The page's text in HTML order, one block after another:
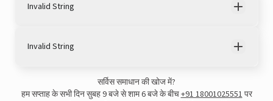
Invalid String
Invalid String
सर्विस समाधान की खोज में?
हम सप्ताह के सभी दिन सुबह 9 बजे से शाम 6 बजे के बीच+91 18001025551पर